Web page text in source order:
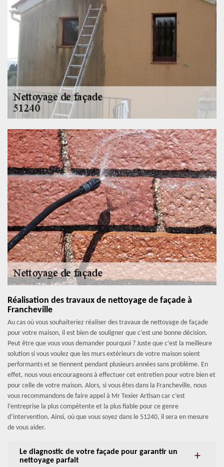
Réalisation des travaux de nettoyage de façade à
Francheville
Au cas où vous souhaiteriez réaliser des travaux de nettoyage de façade
pour votre maison, il est bien de souligner que c’est une bonne décision.
Peut être que vous vous demander pourquoi ? Juste que c’est la meilleure
solution si vous voulez que les murs extérieurs de votre maison soient
performants et se tiennent pendant plusieurs années sans problème. En
effet, nous vous encourageons à effectuer cet entretien pour votre bien et
pour celle de votre maison. Alors, si vous êtes dans la Francheville, nous
vous recommandons de faire appel à Mr Texier Artisan car c’est
l’entreprise la plus compétente et la plus fiable pour ce genre
d’intervention. Ainsi, où que vous soyez dans le 51240, il sera en mesure
de vous aider.
Le diagnostic de votre façade pour garantir un
nettoyage parfait